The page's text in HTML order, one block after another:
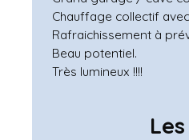
Chauffage collectif
Rafraichissement à
Beau potentiel.
Très lumineux !!!!